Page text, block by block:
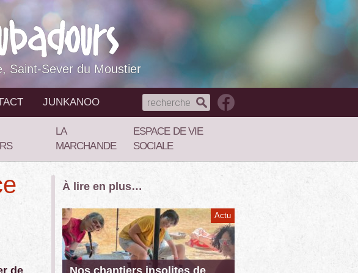
Saint-Sever du Moustier
JUNKANOO
LA
MARCHANDE
ESPACE DE VIE
SOCIALE
de
À lire en plus…
Actu
Nos chantiers insolites de